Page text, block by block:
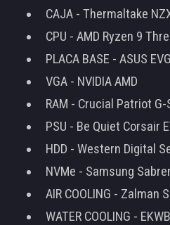
CAJA - Thermaltake
CPU - AMD Ryzen 9
PLACA BASE - ASUS
VGA - NVIDIA AMD
RAM - Crucial Patriot
PSU - Be Quiet Corsair
HDD - Western Digital
NVMe - Samsung
AIR COOLING - Zalman
WATER COOLING -